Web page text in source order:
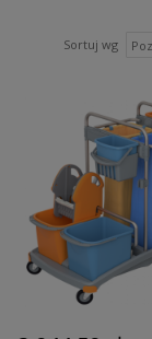
Sortuj wg